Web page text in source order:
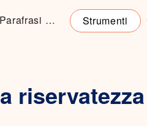
Parafrasi Online Strumenti
riservatezza